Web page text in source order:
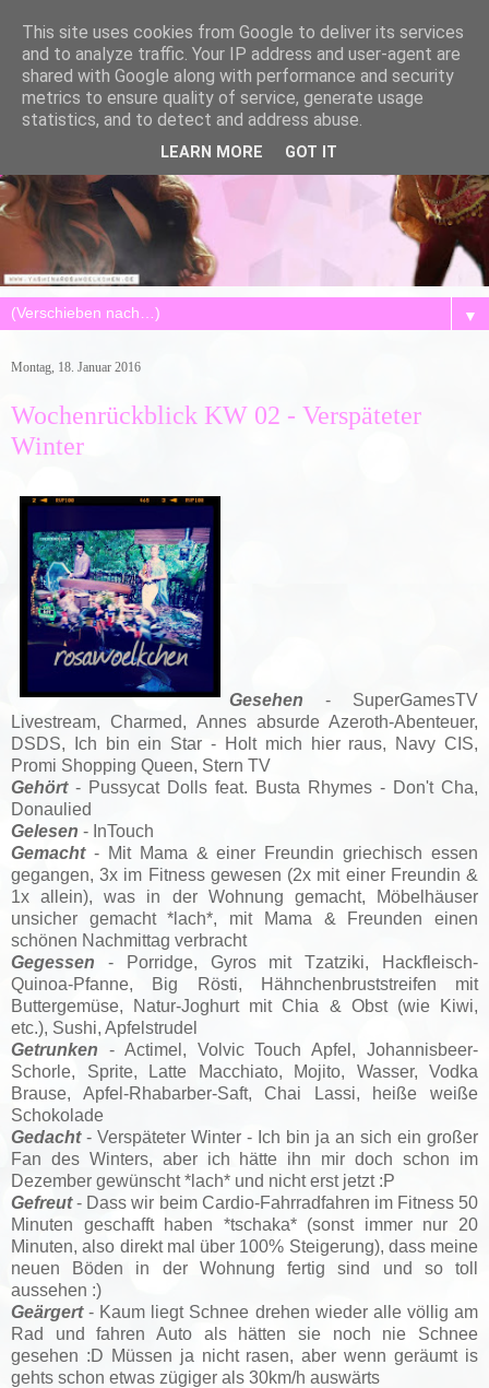
▼
Montag, 18. Januar 2016
Wochenrückblick KW 02 - Verspäteter
Winter
Gesehen - SuperGamesTV
Livestream, Charmed, Annes absurde Azeroth-Abenteuer,
DSDS, Ich bin ein Star - Holt mich hier raus, Navy CIS,
Promi Shopping Queen, Stern TV
Gehört- Pussycat Dolls feat. Busta Rhymes - Don't Cha,
Donaulied
Gelesen - InTouch
Gemacht- Mit Mama & einer Freundin griechisch essen
gegangen, 3x im Fitness gewesen (2x mit einer Freundin &
1x allein), was in der Wohnung gemacht, Möbelhäuser
unsicher gemacht *lach*, mit Mama & Freunden einen
schönen Nachmittag verbracht
Gegessen - Porridge, Gyros mit Tzatziki, Hackfleisch-
Quinoa-Pfanne, Big Rösti, Hähnchenbruststreifen mit
Buttergemüse, Natur-Joghurt mit Chia & Obst (wie Kiwi,
etc.), Sushi, Apfelstrudel
Getrunken - Actimel, Volvic Touch Apfel, Johannisbeer-
Schorle, Sprite, Latte Macchiato, Mojito, Wasser, Vodka
Brause, Apfel-Rhabarber-Saft, Chai Lassi, heiße weiße
Schokolade
Gedacht- Verspäteter Winter - Ich bin ja an sich ein großer
Fan des Winters, aber ich hätte ihn mir doch schon im
Dezember gewünscht *lach* und nicht erst jetzt :P
Gefreut- Dass wir beim Cardio-Fahrradfahren im Fitness 50
Minuten geschafft haben *tschaka* (sonst immer nur 20
Minuten, also direkt mal über 100% Steigerung), dass meine
neuen Böden in der Wohnung fertig sind und so toll
aussehen :)
Geärgert- Kaum liegt Schnee drehen wieder alle völlig am
Rad und fahren Auto als hätten sie noch nie Schnee
gesehen :D Müssen ja nicht rasen, aber wenn geräumt is
gehts schon etwas zügiger als 30km/h auswärts
This site uses cookies from Google to deliver its services
and to analyze traffic. Your IP address and user-agent are
shared with Google along with performance and security
metrics to ensure quality of service, generate usage
statistics, and to detect and address abuse.
LEARN MORE GOT IT